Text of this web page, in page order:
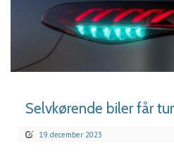
Selvkørende biler får
19. december 2023